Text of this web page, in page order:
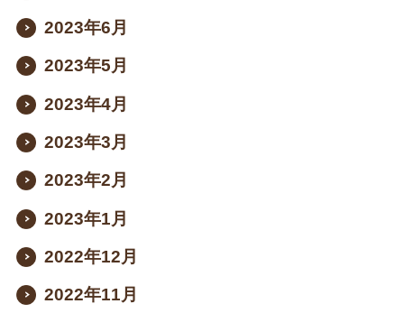
2023年6月
2023年5月
2023年4月
2023年3月
2023年2月
2023年1月
2022年12月
2022年11月